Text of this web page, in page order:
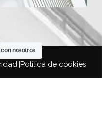
|Política de cookies
con nosotros